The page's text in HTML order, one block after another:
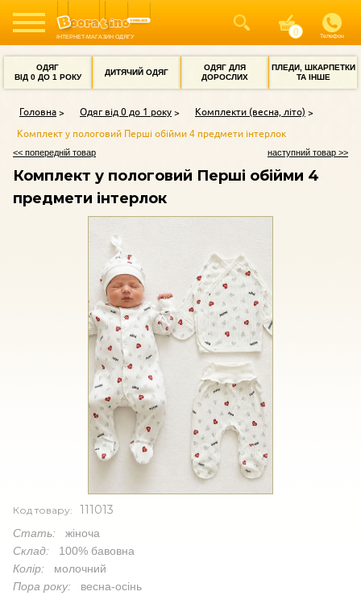
ІНТЕРНЕТ-МАГАЗИН ОДЯГУ Телефон
ОДЯГ
ВІД 0 ДО 1 РОКУ
ДИТЯЧИЙ ОДЯГ
ОДЯГ ДЛЯ
ДОРОСЛИХ
ПЛЕДИ, ШКАРПЕТКИ
ТА ІНШЕ
Головна Одяг від 0 до 1 року
Комплекти (весна, літо)
Комплект у пологовий Перші обійми 4 предмети інтерлок
<< попередній товар наступний товар >>
Комплект у пологовий Перші обійми 4
предмети інтерлок
Код товару: 111013
Стать: жіноча
Склад: 100% бавовна
Колір: молочний
Пора року: весна-осінь